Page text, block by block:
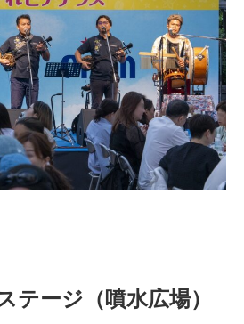
テージ（噴水広場）